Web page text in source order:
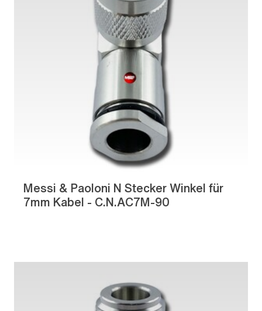
Messi & Paoloni N Stecker Winkel für
7mm Kabel - C.N.AC7M-90